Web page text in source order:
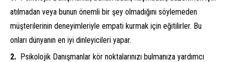
atılmadan veya bunun önemli bir şey olmadığını söylemeden
müşterilerinin deneyimleriyle empati kurmak için eğitilirler. Bu
onları dünyanın en iyi dinleyicileri yapar.
Psikolojik Danışmanlar kör noktalarınızı bulmanıza yardımcı